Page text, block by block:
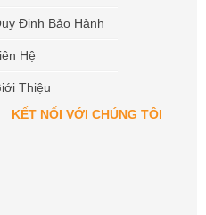
Định Bảo Hành
Hệ
Thiệu
KẾT NỐI VỚI CHÚNG TÔI